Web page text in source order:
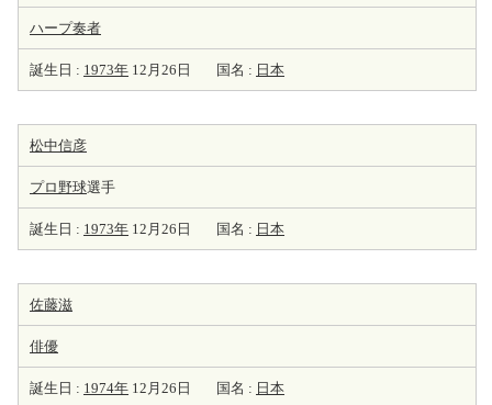
ハープ奏者
誕生日 : 1973年 12月26日 国名 : 日本
松中信彦
プロ野球選手
誕生日 : 1973年 12月26日 国名 : 日本
佐藤滋
俳優
誕生日 : 1974年 12月26日 国名 : 日本